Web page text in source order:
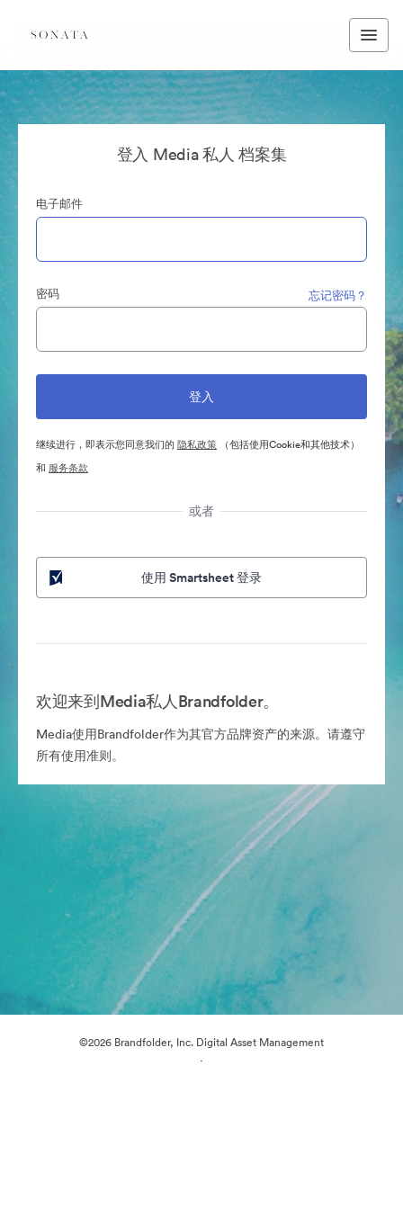
登入 Media 私人 档案集
电子邮件
密码 忘记密码？
继续进行，即表示您同意我们的 隐私政策 （包括使用Cookie和其他技术）
和 服务条款
或者
使用 Smartsheet 登录
欢迎来到Media私人Brandfolder。
Media使用Brandfolder作为其官方品牌资产的来源。请遵守
所有使用准则。
©2026 Brandfolder, Inc. Digital Asset Management
·